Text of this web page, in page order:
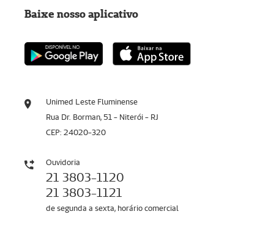
Unimed Leste Fluminense
Rua Dr. Borman, 51 - Niterói - RJ
CEP: 24020-320
Ouvidoria
21 3803-1120
21 3803-1121
de segunda a sexta, horário comercial
Baixe nosso aplicativo